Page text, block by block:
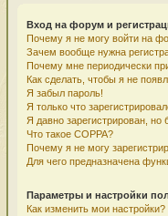
Вход на форум и
Почему я не могу войти на
Зачем вообще нужна
Почему мне периодически
Как сделать, чтобы я не
Я забыл пароль!
Я только что
Я давно зарегистрирован, но
Что такое COPPA?
Почему я не могу
Для чего предназначена
Параметры и настройки
Как изменить мои настройки?